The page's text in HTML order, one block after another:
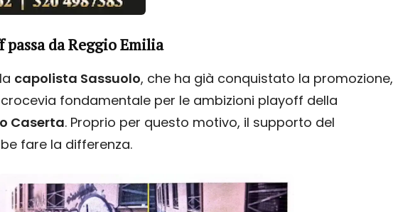
passa da Reggio Emilia
capolista Sassuolo, che ha già conquistato la promozione,
fondamentale per le ambizioni playoff della
Caserta. Proprio per questo motivo, il supporto del
fare la differenza.